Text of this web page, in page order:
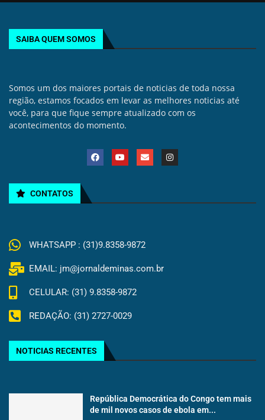
SAIBA QUEM SOMOS
Somos um dos maiores portais de noticias de toda nossa
região, estamos focados em levar as melhores noticias até
você, para que fique sempre atualizado com os
acontecimentos do momento.
CONTATOS
WHATSAPP : (31)9.8358-9872
EMAIL: jm@jornaldeminas.com.br
CELULAR: (31) 9.8358-9872
REDAÇÃO: (31) 2727-0029
NOTICIAS RECENTES
República Democrática do Congo tem mais
de mil novos casos de ebola em...